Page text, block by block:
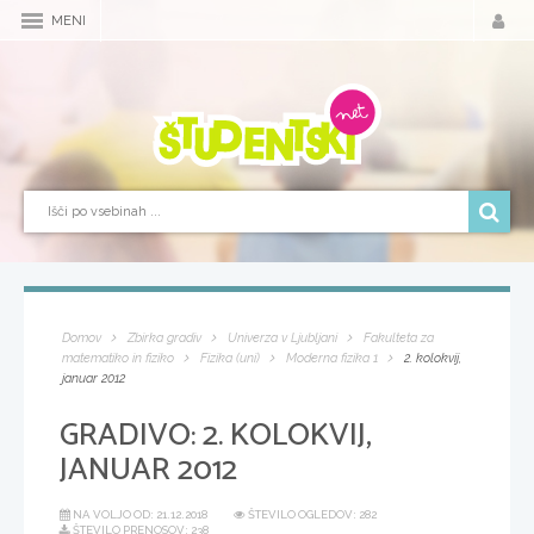
MENI
Domov Zbirka gradiv Univerza v Ljubljani
Fakulteta za
matematiko in fiziko
Fizika (uni) Moderna fizika 1
2. kolokvij,
januar 2012
GRADIVO:2. KOLOKVIJ,
JANUAR 2012
NA VOLJO OD: 21.12.2018
ŠTEVILO OGLEDOV: 282
ŠTEVILO PRENOSOV: 238